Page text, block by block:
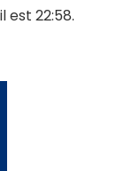
est 22:58.